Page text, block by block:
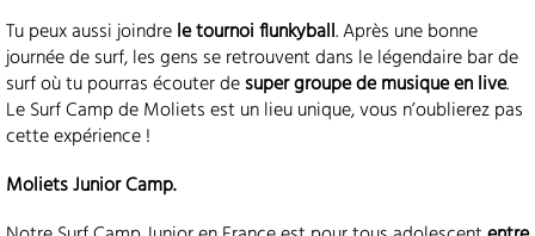
Tu peux aussi joindrele tournoi flunkyball. Après une bonne
journée de surf, les gens se retrouvent dans le légendaire bar de
surf où tu pourras écouter desuper groupe de musique en live.
Le Surf Camp de Moliets est un lieu unique, vous n’oublierez pas
cette expérience !
Moliets Junior Camp.